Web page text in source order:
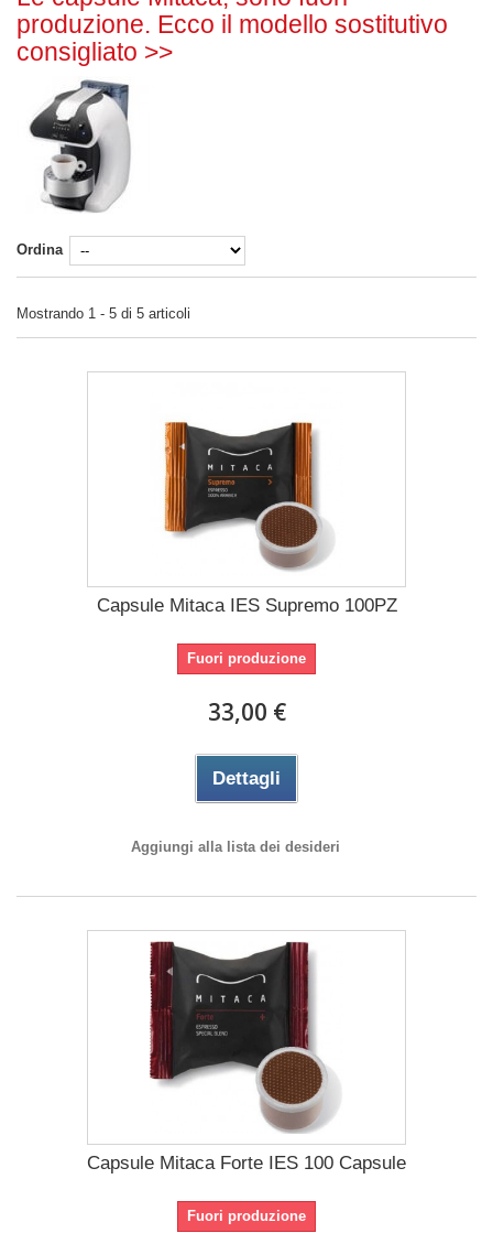
produzione. Ecco il modello sostitutivo
consigliato >>
Ordina
Mostrando 1 - 5 di 5 articoli
Capsule Mitaca IES Supremo 100PZ
Fuori produzione
33,00 €
Dettagli
Aggiungi alla lista dei desideri
Capsule Mitaca Forte IES 100 Capsule
Fuori produzione